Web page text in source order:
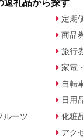
返礼品から探す
ルーツ
定期
商品
旅行
家電
自転
日用
化粧
アク